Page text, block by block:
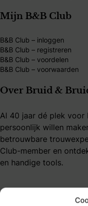
Mijn B&B Club
B&B Club – inloggen
B&B Club – registreren
B&B Club – voordelen
B&B Club – voorwaarden
Over Bruid &
Al 40 jaar dé plek voor
persoonlijk willen
betrouwbare
Club-member en
en handige tools.